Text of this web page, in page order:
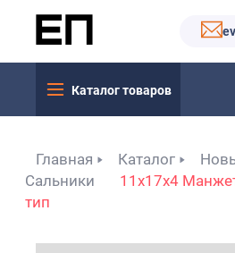
Каталог товаров
Главная Каталог
Сальники
11x17x4
тип